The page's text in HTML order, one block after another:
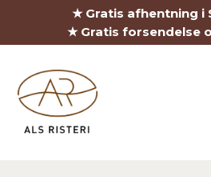
★ Gratis afhentning i
★ Gratis forsendelse